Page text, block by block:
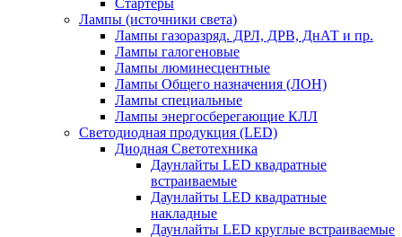
Стартеры
Лампы (источники света)
Лампы газоразряд. ДРЛ, ДРВ, ДнАТ и пр.
Лампы галогеновые
Лампы люминесцентные
Лампы Общего назначения (ЛОН)
Лампы специальные
Лампы энергосберегающие КЛЛ
Светодиодная продукция (LED)
Диодная Светотехника
Даунлайты LED квадратные
встраиваемые
Даунлайты LED квадратные
накладные
Даунлайты LED круглые встраиваемые